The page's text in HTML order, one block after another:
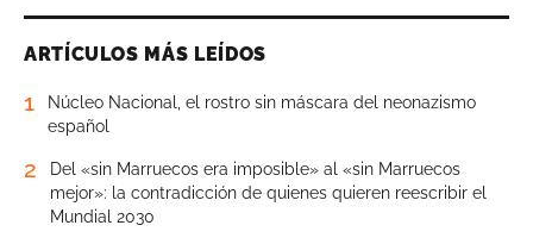
ARTÍCULOS MÁS LEÍDOS
1
Núcleo Nacional, el rostro sin máscara del neonazismo
español
2
Del «sin Marruecos era imposible» al «sin Marruecos
mejor»: la contradicción de quienes quieren reescribir el
Mundial 2030